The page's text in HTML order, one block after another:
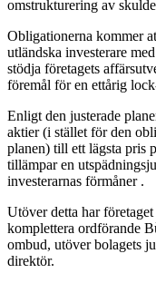
omstrukturering av
Obligationerna kommer
utländska investerare
stödja företagets
föremål för en ettårig
Enligt den justerade
aktier (i stället för den
planen) till ett lägsta pris
tillämpar en
investerarnas förmåner .
Utöver detta har
komplettera ordförande
ombud, utöver bolagets
direktör.